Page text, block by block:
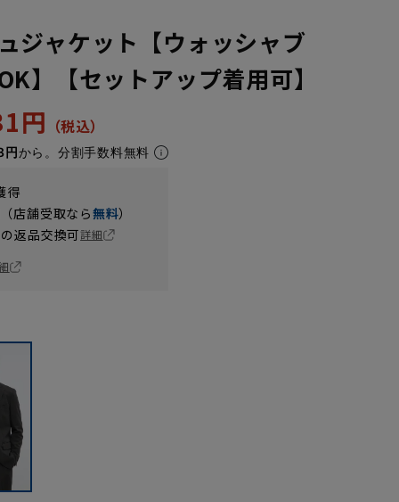
ジャケット【ウォッシャブ
】【セットアップ着用可】
円
円から。分割手数料無料
得
店舗受取なら無料）
返品交換可詳細